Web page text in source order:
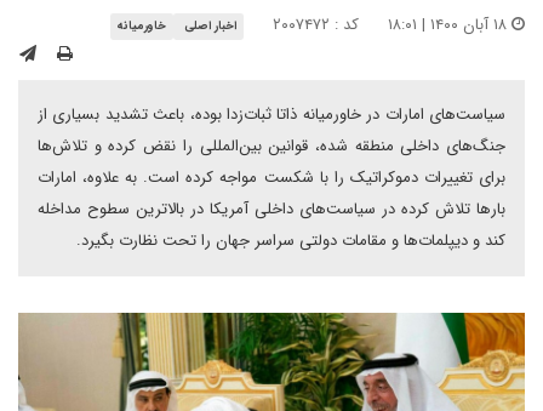
کد : ۲۰۰۷۴۷۲ اخبار اصلی خاورمیانه
سیاست‌های امارات در خاورمیانه ذاتا ثبات‌زدا بوده، باعث تشدید بسیاری از
جنگ‌های داخلی منطقه شده، قوانین بین‌المللی را نقض کرده و تلاش‌ها
برای تغییرات دموکراتیک را با شکست مواجه کرده است. به علاوه، امارات
بارها تلاش کرده در سیاست‌های داخلی آمریکا در بالاترین سطوح مداخله
کند و دیپلمات‌ها و مقامات دولتی سراسر جهان را تحت نظارت بگیرد.